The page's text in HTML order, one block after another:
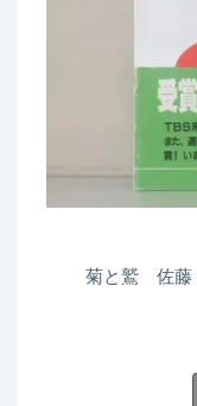
菊と鷲 佐藤